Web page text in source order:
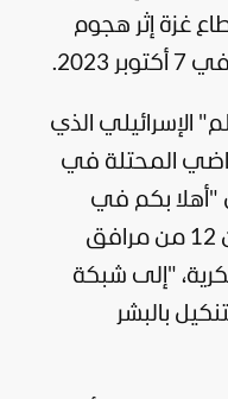
غزة إثر هجوم
2023.
الإسرائيلي الذي
المحتلة في
"أهلا بكم في
جهنم"، أشار الى تحوّل أكثر من 12 من مرافق
"إلى شبكة
بالبشر